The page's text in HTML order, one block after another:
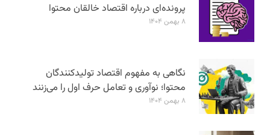
پرونده‌ای درباره اقتصاد خالقان محتوا
۸ بهمن ۱۴۰۴
نگاهی به مفهوم اقتصاد تولیدکنندگان
محتوا؛ نوآوری و تعامل حرف اول را می‌زنند
۸ بهمن ۱۴۰۴